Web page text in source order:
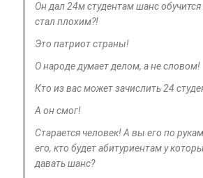
Он дал 24м студентам шанс
стал плохим?!
Это патриот страны!
О народе думает делом, а не словом!
Кто из вас может зачислить 24
А он смог!
Старается человек! А вы его по
его, кто будет абитуриентам у
давать шанс?